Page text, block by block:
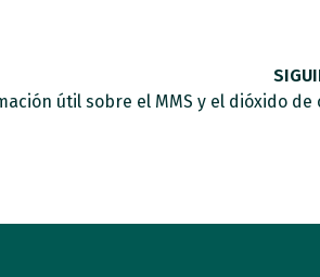
útil sobre el MMS y el dióxido de